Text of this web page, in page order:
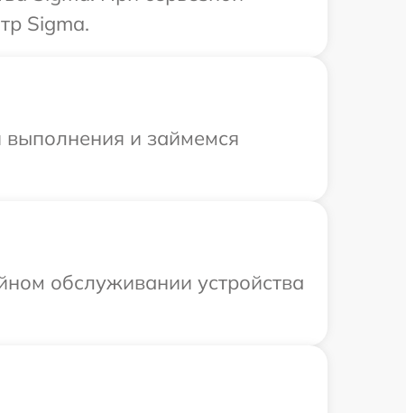
Sigma.
выполнения и займемся
обслуживании устройства